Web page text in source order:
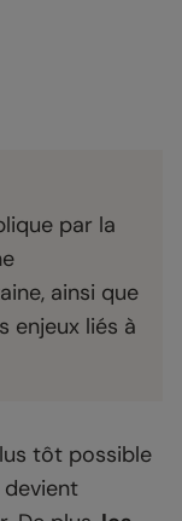
par la
ainsi que
enjeux liés à
tôt possible